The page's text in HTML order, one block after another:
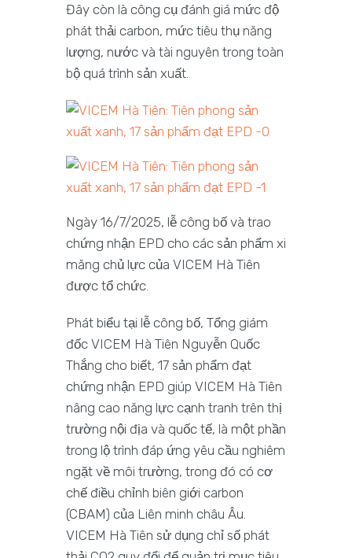
Đây còn là công cụ đánh giá mức độ
phát thải carbon, mức tiêu thụ năng
lượng, nước và tài nguyên trong toàn
bộ quá trình sản xuất.
Ngày 16/7/2025, lễ công bố và trao
chứng nhận EPD cho các sản phẩm xi
măng chủ lực của VICEM Hà Tiên
được tổ chức.
Phát biểu tại lễ công bố, Tổng giám
đốc VICEM Hà Tiên Nguyễn Quốc
Thắng cho biết, 17 sản phẩm đạt
chứng nhận EPD giúp VICEM Hà Tiên
nâng cao năng lực cạnh tranh trên thị
trường nội địa và quốc tế, là một phần
trong lộ trình đáp ứng yêu cầu nghiêm
ngặt về môi trường, trong đó có cơ
chế điều chỉnh biên giới carbon
(CBAM) của Liên minh châu Âu.
VICEM Hà Tiên sử dụng chỉ số phát